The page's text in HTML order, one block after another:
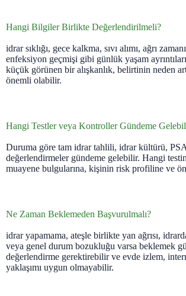
Hangi Bilgiler Birlikte Değerlendirilmeli?
idrar sıklığı, gece kalkma, sıvı alımı, ağrı
enfeksiyon geçmişi gibi günlük yaşam
küçük görünen bir alışkanlık, belirtinin neden
önemli olabilir.
Hangi Testler veya Kontroller Gündeme
Duruma göre tam idrar tahlili, idrar kültürü,
değerlendirmeler gündeme gelebilir. Hangi
muayene bulgularına, kişinin risk profiline ve
Ne Zaman Beklemeden Başvurulmalı?
idrar yapamama, ateşle birlikte yan ağrısı,
veya genel durum bozukluğu varsa beklemek
değerlendirme gerektirebilir ve evde izlem,
yaklaşımı uygun olmayabilir.